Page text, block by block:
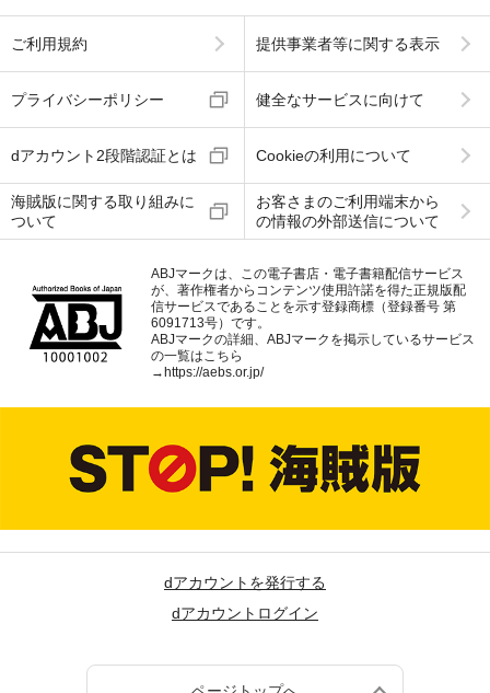
ご利用規約 提供事業者等に関する表示
プライバシーポリシー 健全なサービスに向けて
dアカウント2段階認証とは Cookieの利用について
海賊版に関する取り組みに
ついて
お客さまのご利用端末から
の情報の外部送信について
ABJマークは、この電子書店・電子書籍配信サービス
が、著作権者からコンテンツ使用許諾を得た正規版配
信サービスであることを示す登録商標（登録番号 第
6091713号）です。
ABJマークの詳細、ABJマークを掲示しているサービス
の一覧はこちら
→ https://aebs.or.jp/
dアカウントを発行する
dアカウントログイン